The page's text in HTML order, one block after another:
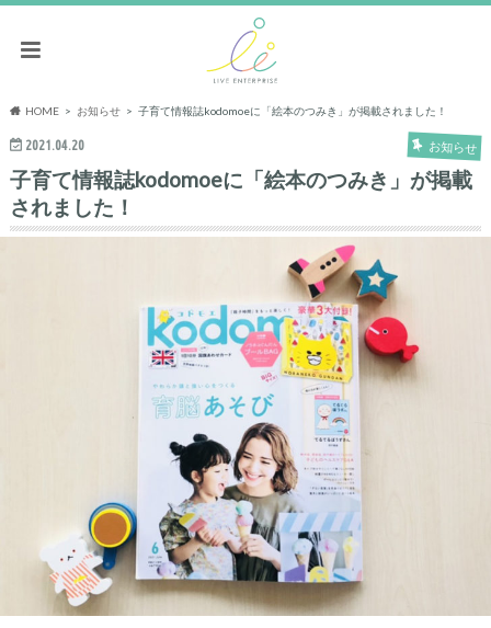
HOME お知らせ 子育て情報誌kodomoeに「絵本のつみき」が掲載されました！
2021.04.20 お知らせ
子育て情報誌kodomoeに「絵本のつみき」が掲載
されました！